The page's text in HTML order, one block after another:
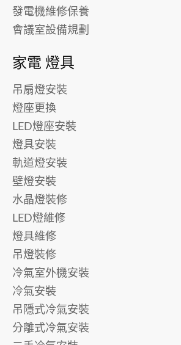
發電機維修保養
會議室設備規劃
家電 燈具
吊扇燈安裝
燈座更換
LED燈座安裝
燈具安裝
軌道燈安裝
壁燈安裝
水晶燈裝修
LED燈維修
燈具維修
吊燈裝修
冷氣室外機安裝
冷氣安裝
吊隱式冷氣安裝
分離式冷氣安裝